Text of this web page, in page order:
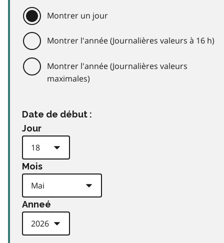
Montrer un jour
Montrer l'année (Journalières valeurs à 16 h)
Montrer l'année (Journalières valeurs
maximales)
Date de début :
Jour
Mois
Anneé